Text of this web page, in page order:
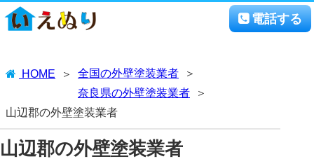
電話する
HOME
全国の外壁塗装業者
奈良県の外壁塗装業者
山辺郡の外壁塗装業者
山辺郡の外壁塗装業者